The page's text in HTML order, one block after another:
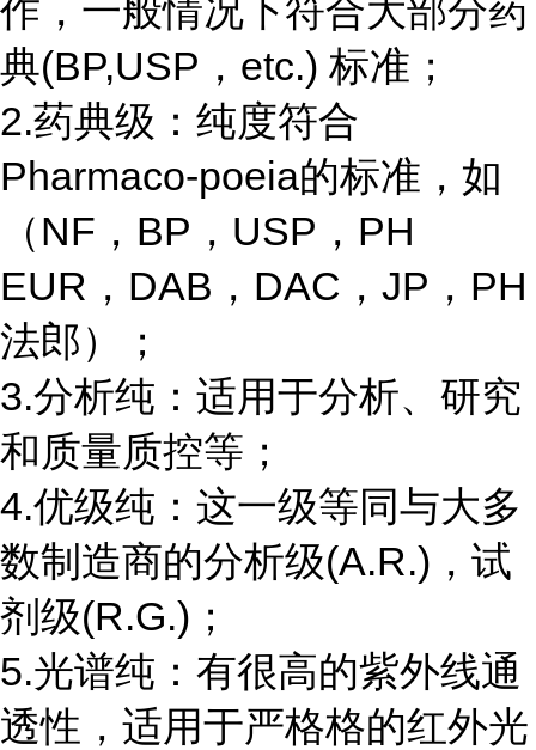
作，一般情况下符合大部分药
典(BP,USP，etc.) 标准；
2.药典级：纯度符合
Pharmaco-poeia的标准，如
（NF，BP，USP，PH
EUR，DAB，DAC，JP，PH
法郎）；
3.分析纯：适用于分析、研究
和质量质控等；
4.优级纯：这一级等同与大多
数制造商的分析级(A.R.)，试
剂级(R.G.)；
5.光谱纯：有很高的紫外线通
透性，适用于严格格的红外光